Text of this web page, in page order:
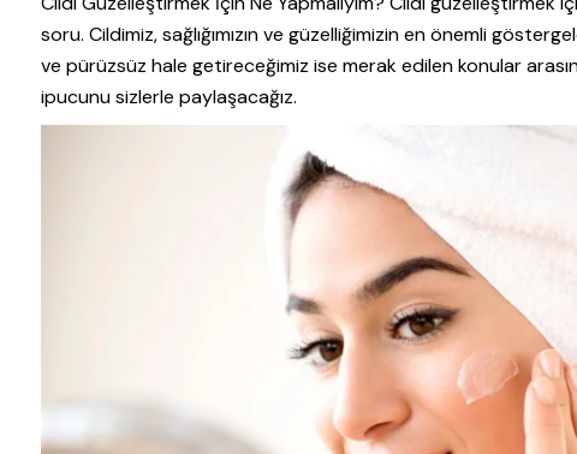
soru. Cildimiz, sağlığımızın ve güzelliğimizin en önemli
ve pürüzsüz hale getireceğimiz ise merak edilen konular
ipucunu sizlerle paylaşacağız.